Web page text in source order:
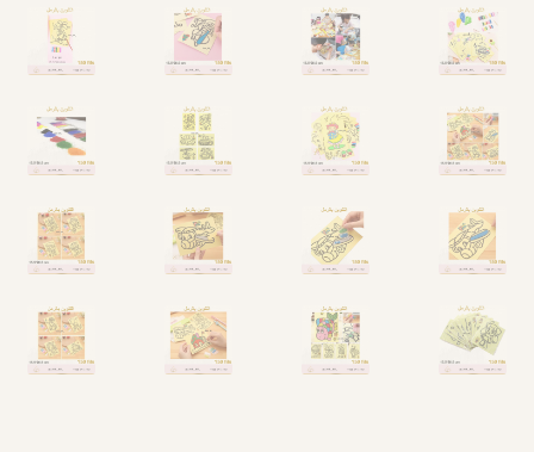
Organizers قسم التنظيم
Hair Accessories اكسسوارات الشعر
SWIMMING POOLS برك السباحة